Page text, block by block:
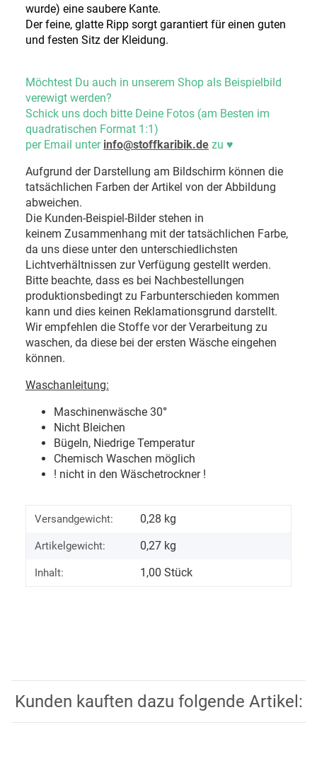
wurde) eine saubere Kante.
Der feine, glatte Ripp sorgt garantiert für einen guten
und festen Sitz der Kleidung.
Möchtest Du auch in unserem Shop als Beispielbild
verewigt werden?
Schick uns doch bitte Deine Fotos (am Besten im
quadratischen Format 1:1)
per Email unter info@stoffkaribik.de zu ♥
Aufgrund der Darstellung am Bildschirm können die
tatsächlichen Farben der Artikel von der Abbildung
abweichen.
Die Kunden-Beispiel-Bilder stehen in
keinem Zusammenhang mit der tatsächlichen Farbe,
da uns diese unter den unterschiedlichsten
Lichtverhältnissen zur Verfügung gestellt werden.
Bitte beachte, dass es bei Nachbestellungen
produktionsbedingt zu Farbunterschieden kommen
kann und dies keinen Reklamationsgrund darstellt.
Wir empfehlen die Stoffe vor der Verarbeitung zu
waschen, da diese bei der ersten Wäsche eingehen
können.
Waschanleitung:
Maschinenwäsche 30°
Nicht Bleichen
Bügeln, Niedrige Temperatur
Chemisch Waschen möglich
! nicht in den Wäschetrockner !
Versandgewicht: 0,28 kg
Artikelgewicht: 0,27 kg
Inhalt: 1,00 Stück
Kunden kauften dazu folgende Artikel: